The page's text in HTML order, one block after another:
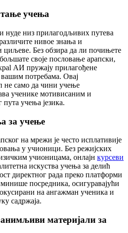
учења
нуде низ прилагодљивих путева
нивое знања и
циљеве. Без обзира да ли почињете
своје пословање арапски,
АИ пружају прилагођене
вашим потребама. Овај
не само да чини учење
ученике мотивисаним и
учења језика.
за учење
на мрежи је често исплативије
у учионици. Без режијских
учионицама, онлајн курсеви
искуства учења за делић
директног рада преко платформи
посредника, осигуравајући
на ангажман ученика и
садржаја.
материјали за